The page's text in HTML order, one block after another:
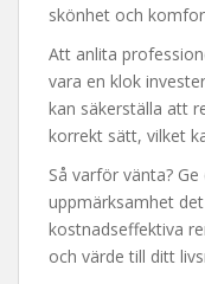
skönhet och
Att anlita
vara en klok
kan säkerställa att
korrekt sätt, vilket
Så varför vänta?
uppmärksamhet
kostnadseffektiva
och värde till ditt